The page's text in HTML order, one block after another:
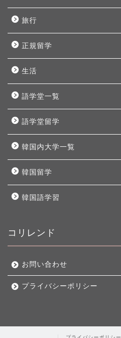
旅行
正規留学
生活
語学堂一覧
語学堂留学
韓国内大学一覧
韓国留学
韓国語学習
コリレンド
お問い合わせ
プライバシーポリシー